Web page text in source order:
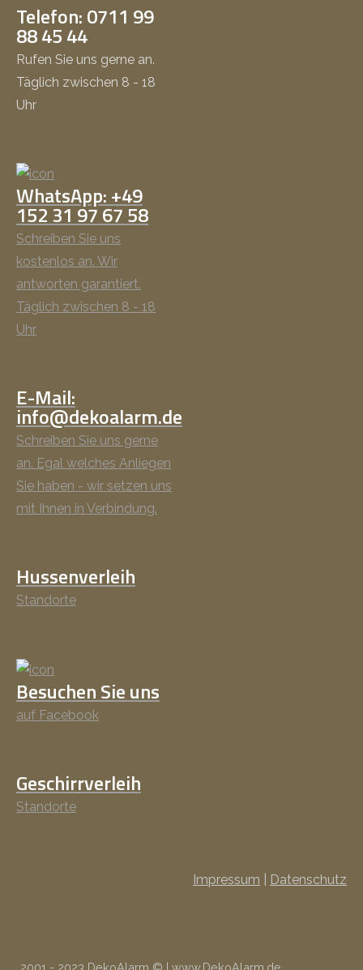
Telefon: 0711 99
88 45 44
Rufen Sie uns gerne an.
Täglich zwischen 8 - 18
Uhr
WhatsApp: +49
152 31 97 67 58
Schreiben Sie uns
kostenlos an. Wir
antworten garantiert.
Täglich zwischen 8 - 18
Uhr
E-Mail:
info@dekoalarm.de
Schreiben Sie uns gerne
an. Egal welches Anliegen
Sie haben - wir setzen uns
mit Ihnen in Verbindung.
Hussenverleih
Standorte
Besuchen Sie uns
auf Facebook
Geschirrverleih
Standorte
Impressum Datenschutz